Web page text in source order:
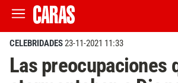
CELEBRIDADES23-11-2021 11:33
Las preocupaciones